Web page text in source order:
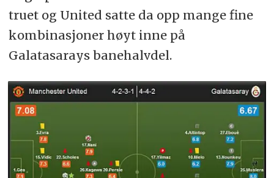
truet og United satte da opp mange fine
kombinasjoner høyt inne på
Galatasarays banehalvdel.